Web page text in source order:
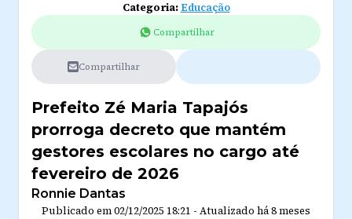
Categoria:Educação
Compartilhar
Compartilhar
Prefeito Zé Maria Tapajós
prorroga decreto que mantém
gestores escolares no cargo até
fevereiro de 2026
Ronnie Dantas
Publicado em02/12/2025 18:21 - Atualizado há 8 meses